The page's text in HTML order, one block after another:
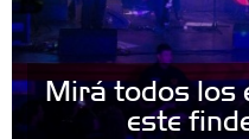
Mirá todos los
este